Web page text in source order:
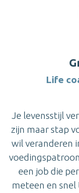
Life
Je levensstijl
zijn maar stap
wil veranderen
een job die
meteen en